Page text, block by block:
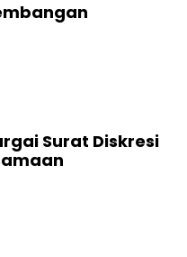
Surat Diskresi